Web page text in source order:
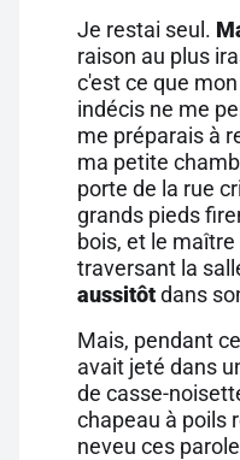
Je restai seul.
raison au plus
c'est ce que
indécis ne me
me préparais à
ma petite
porte de la rue
grands pieds
bois, et le
traversant la
aussitôtdans
Mais, pendant
avait jeté dans
de casse-
chapeau à poils
neveu ces